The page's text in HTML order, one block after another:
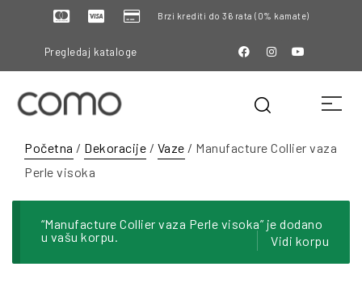
Brzi krediti do 36 rata (0% kamate)
Pregledaj kataloge
Početna / Dekoracije / Vaze / Manufacture Collier vaza
Perle visoka
“Manufacture Collier vaza Perle visoka” je dodano
u vašu korpu.
Vidi korpu